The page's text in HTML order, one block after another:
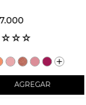
.000
☆☆☆
AGREGAR